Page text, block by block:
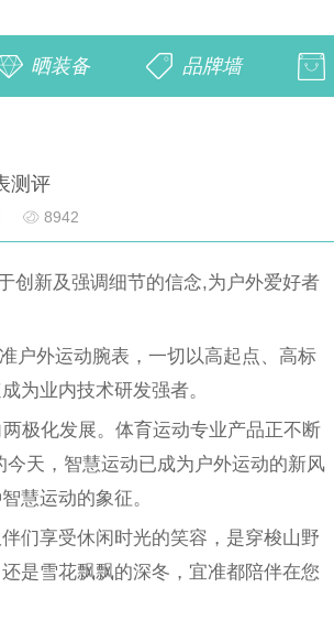
晒装备 品牌墙
测评
8942
创新及强调细节的信念,为户外爱好者
户外运动腕表，一切以高起点、高标
为业内技术研发强者。
极化发展。体育运动专业产品正不断
天，智慧运动已成为户外运动的新风
慧运动的象征。
们享受休闲时光的笑容，是穿梭山野
是雪花飘飘的深冬，宜准都陪伴在您